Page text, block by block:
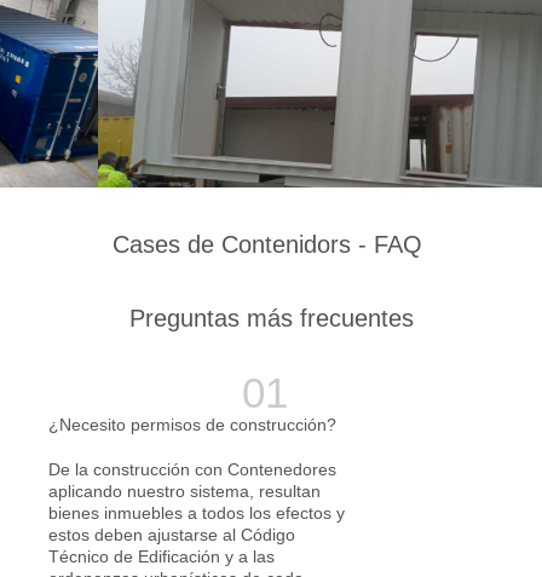
Cases de Contenidors - FAQ
Preguntas más frecuentes
¿Necesito permisos de construcción?
De la construcción con Contenedores
aplicando nuestro sistema, resultan
bienes inmuebles a todos los efectos y
estos deben ajustarse al Código
Técnico de Edificación y a las